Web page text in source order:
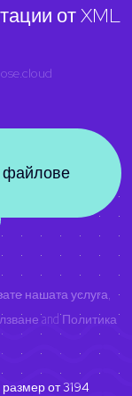
от XML
файлове
нашата услуга,
andПолитика
от3194